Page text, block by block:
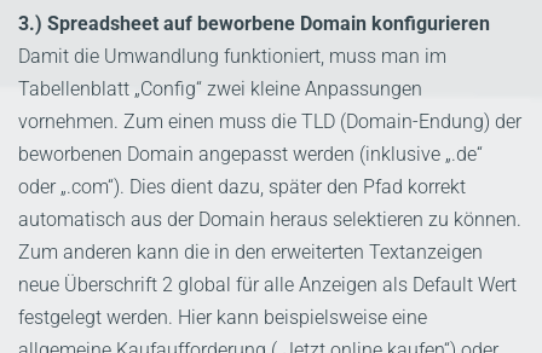
3.) Spreadsheet auf beworbene Domain konfigurieren
Damit die Umwandlung funktioniert, muss man im
Tabellenblatt „Config“ zwei kleine Anpassungen
vornehmen. Zum einen muss die TLD (Domain-Endung) der
beworbenen Domain angepasst werden (inklusive „.de“
oder „.com“). Dies dient dazu, später den Pfad korrekt
automatisch aus der Domain heraus selektieren zu können.
Zum anderen kann die in den erweiterten Textanzeigen
neue Überschrift 2 global für alle Anzeigen als Default Wert
festgelegt werden. Hier kann beispielsweise eine